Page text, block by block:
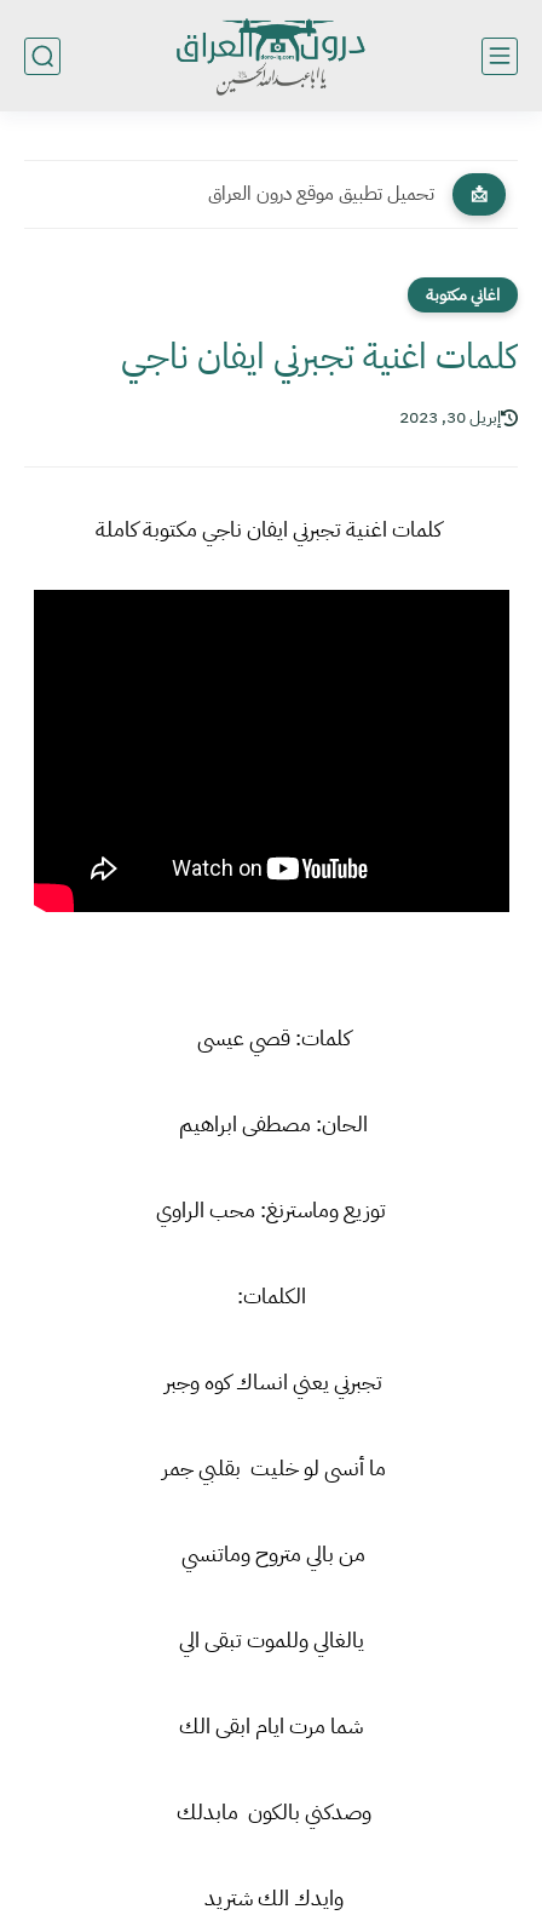
📩 تحميل تطبيق موقع درون العراق
اغاني مكتوبة
كلمات اغنية تجبرني ايفان ناجي
إبريل 30, 2023
كلمات اغنية تجبرني ايفان ناجي مكتوبة كاملة
كلمات: قصي عيسى
الحان: مصطفى ابراهيم
توزيع وماسترنغ: محب الراوي
الكلمات:
تجبرني يعني انساك كوه وجبر
ما أنسى لو خليت بقلبي جمر
من بالي متروح وماتنسي
يالغالي وللموت تبقى الي
شما مرت ايام ابقى الك
وصدكني بالكون مابدلك
وايدك الك شتريد